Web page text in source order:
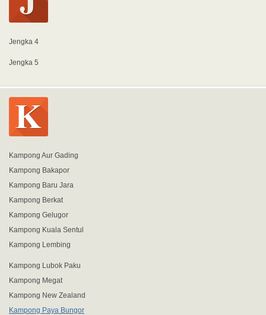
Jengka 4
Jengka 5
Kampong Aur Gading
Kampong Bakapor
Kampong Baru Jara
Kampong Berkat
Kampong Gelugor
Kampong Kuala Sentul
Kampong Lembing
Kampong Lubok Paku
Kampong Megat
Kampong New Zealand
Kampong Paya Bungor